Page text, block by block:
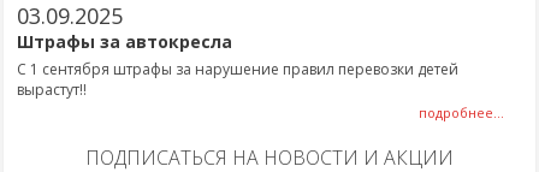
03.09.2025
Штрафы за автокресла
С 1 сентября штрафы за нарушение правил перевозки детей
вырастут!!
подробнее...
ПОДПИСАТЬСЯ НА НОВОСТИ И АКЦИИ